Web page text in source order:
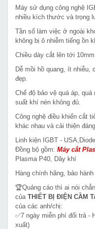
Máy sử dụng công nghệ
nhiều kích thước và trọng
Tần số làm việc ở ngoài
không bị ô nhiễm tiếng ồn
Chiều dày cắt lên tới 10mm.
Dễ mồi hồ quang, ít nhiễu,
đẹp.
Chế độ bảo vệ quá áp,
suất khí nén không đủ.
Công nghệ điều khiển cắt
khác nhau và cải thiện
Linh kiện IGBT -
Đồng bộ gồm: Máy cắt
Plasma P40, Dây khí
Hàng chính hãng, bảo
🏆Quảng cáo thì ai nói
của THIẾT BỊ ĐIỆN CẦM
của các anh/chị:
✅7 ngày miễn phí đổi trả -
xuất)